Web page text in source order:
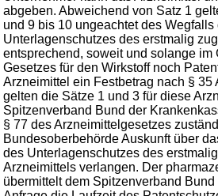
abgeben. Abweichend von Satz 1
und 9 bis 10 ungeachtet des Wegfalls
Unterlagenschutzes des erstmalig
entsprechend, soweit und solange im
Gesetzes für den Wirkstoff noch
Arzneimittel ein Festbetrag nach § 35
gelten die Sätze 1 und 3 für diese
Spitzenverband Bund der
§ 77 des Arzneimittelgesetzes
Bundesoberbehörde Auskunft über
des Unterlagenschutzes des
Arzneimittels verlangen. Der
übermittelt dem Spitzenverband